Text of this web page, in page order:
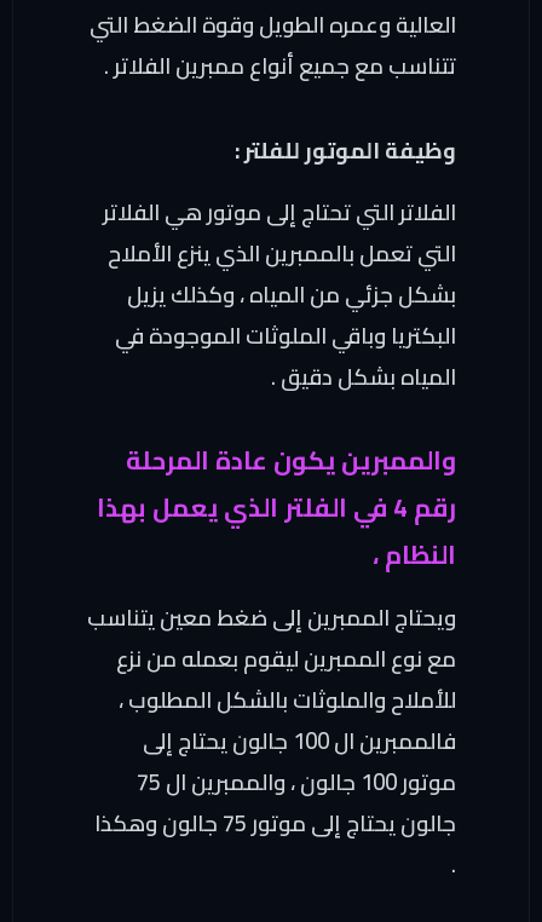
العالية وعمره الطويل وقوة الضغط التي
تتناسب مع جميع أنواع ممبرين الفلاتر .
وظيفة الموتور للفلتر :
الفلاتر التي تحتاج إلى موتور هي الفلاتر
التي تعمل بالممبرين الذي ينزع الأملاح
بشكل جزئي من المياه ، وكذلك يزيل
البكتريا وباقي الملوثات الموجودة في
المياه بشكل دقيق .
والممبرين يكون عادة المرحلة
رقم 4 في الفلتر الذي يعمل بهذا
النظام ،
ويحتاج الممبرين إلى ضغط معين يتناسب
مع نوع الممبرين ليقوم بعمله من نزع
للأملاح والملوثات بالشكل المطلوب ،
فالممبرين ال 100 جالون يحتاج إلى
موتور 100 جالون ، والممبرين ال 75
جالون يحتاج إلى موتور 75 جالون وهكذا
.